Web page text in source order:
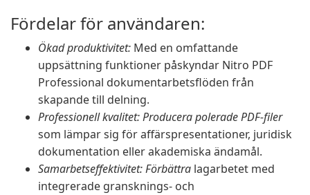
Fördelar för användaren:
Ökad produktivitet: Med en omfattande
uppsättning funktioner påskyndar Nitro PDF
Professional dokumentarbetsflöden från
skapande till delning.
Professionell kvalitet: Producera polerade PDF-filer
som lämpar sig för affärspresentationer, juridisk
dokumentation eller akademiska ändamål.
Samarbetseffektivitet: Förbättra lagarbetet med
integrerade gransknings- och